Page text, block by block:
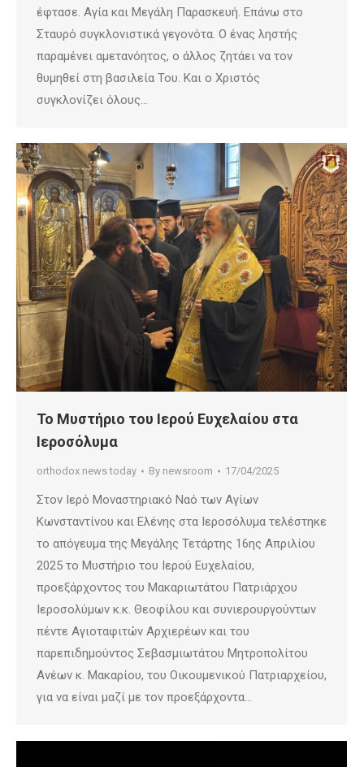
έφτασε. Αγία και Μεγάλη Παρασκευή. Επάνω στο
Σταυρό συγκλονιστικά γεγονότα. Ο ένας ληστής
παραμένει αμετανόητος, ο άλλος ζητάει να τον
θυμηθεί στη βασιλεία Του. Και ο Χριστός
συγκλονίζει όλους…
Το Μυστήριο του Ιερού Ευχελαίου στα
Ιεροσόλυμα
orthodox news today By newsroom 17/04/2025
Στον Ιερό Μοναστηριακό Ναό των Αγίων
Κωνσταντίνου και Ελένης στα Ιεροσόλυμα τελέστηκε
το απόγευμα της Μεγάλης Τετάρτης 16ης Απριλίου
2025 το Μυστήριο του Ιερού Ευχελαίου,
προεξάρχοντος του Μακαριωτάτου Πατριάρχου
Ιεροσολύμων κ.κ. Θεοφίλου και συνιερουργούντων
πέντε Αγιοταφιτών Αρχιερέων και του
παρεπιδημούντος Σεβασμιωτάτου Μητροπολίτου
Ανέων κ. Μακαρίου, του Οικουμενικού Πατριαρχείου,
για να είναι μαζί με τον προεξάρχοντα…